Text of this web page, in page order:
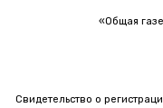
«Общая
Свидетельство о